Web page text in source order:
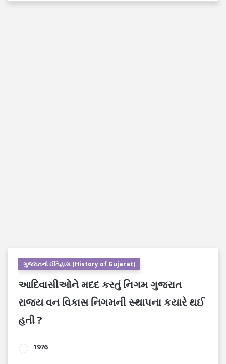
ગુજરાતનો ઈતિહાસ (History of Gujarat)
આદિવાસીઓને મદદ કરતું નિગમ ગુજરાત
રાજ્ય વન વિકાસ નિગમની સ્થાપના કયારે થઈ
હતી ?
1976